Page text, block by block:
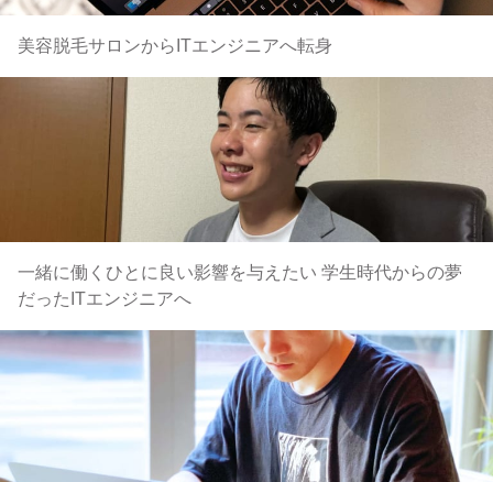
美容脱毛サロンからITエンジニアへ転身
一緒に働くひとに良い影響を与えたい 学生時代からの夢
だったITエンジニアへ